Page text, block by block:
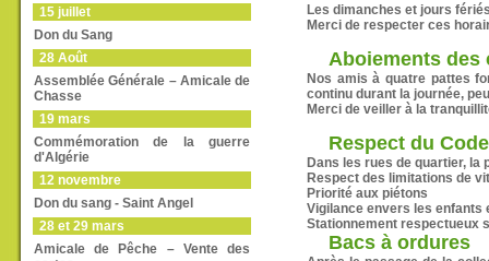
Les dimanches et jours
Merci de respecter ces
Aboiements des
Nos amis à quatre pattes
continu durant la journée,
Merci de veiller à la
Respect du
Dans les rues de quartier, la
Respect des limitations de
Priorité aux piétons
Vigilance envers les enfants
Stationnement respectueux
Bacs à ordures
15 juillet
Don du Sang
28 Août
Assemblée Générale – Amicale de
Chasse
19 mars
Commémoration de la guerre
d'Algérie
12 novembre
Don du sang - Saint Angel
28 et 29 mars
Amicale de Pêche – Vente des